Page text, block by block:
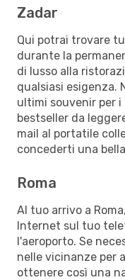
Zadar
Qui potrai trovare
durante la
di lusso alla
qualsiasi esigenza.
ultimi souvenir per
bestseller da
mail al portatile
concederti una
Roma
Al tuo arrivo a
Internet sul tuo
l'aeroporto. Se
nelle vicinanze per
ottenere così una